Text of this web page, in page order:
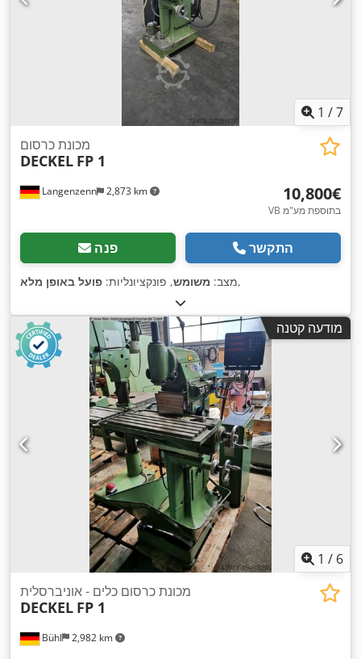
1 /7
Langenzenn 2,873 km
מכונת כרסום
DECKEL FP 1
‏10,800 ‏€
VB בתוספת מע"מ
פנה התקשר
מצב: משומש, פונקציונליות: פועל באופן מלא ,
מודעה קטנה
1 / 6
Bühl 2,982 km
מכונת כרסום כלים - אוניברסלית
DECKEL FP 1